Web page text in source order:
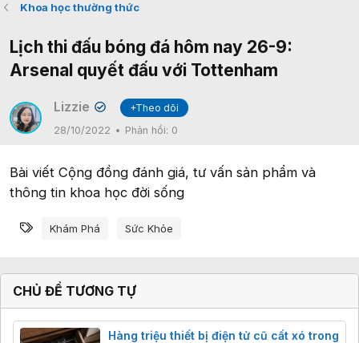
Khoa học thường thức
Lịch thi đấu bóng đá hôm nay 26-9:
Arsenal quyết đấu với Tottenham
Lizzie ✔
+Theo dõi
28/10/2022
Phản hồi: 0
Bài viết Cộng đồng đánh giá, tư vấn sản phẩm và
thông tin khoa học đời sống
Từ khóa
Khám Phá Sức Khỏe
CHỦ ĐỀ TƯƠNG TỰ
Hàng triệu thiết bị điện tử cũ cất xó trong